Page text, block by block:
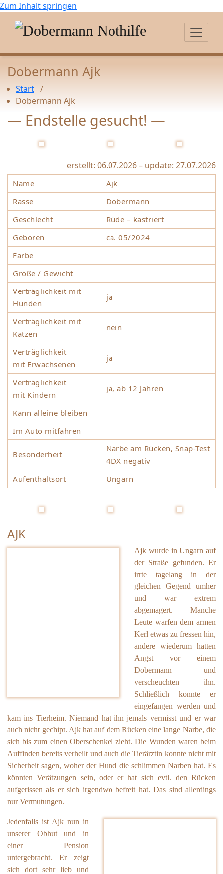
Zum Inhalt springen
Dobermann Ajk
Start /
Dobermann Ajk
— Endstelle gesucht! —
erstellt: 06.07.2026 – update: 27.07.2026
Name
Ajk
Rasse
Dobermann
Geschlecht
Rüde – kastriert
Geboren
ca. 05/2024
Farbe
Größe / Gewicht
Verträglichkeit mit
Hunden
ja
Verträglichkeit mit
Katzen
nein
Verträglichkeit
mit Erwachsenen
ja
Verträglichkeit
mit Kindern
ja, ab 12 Jahren
Kann alleine bleiben
Im Auto mitfahren
Besonderheit
Narbe am Rücken, Snap-Test
4DX negativ
Aufenthaltsort
Ungarn
AJK
Ajk wurde in Ungarn auf
der Straße gefunden. Er
irrte tagelang in der
gleichen Gegend umher
und war extrem
abgemagert. Manche
Leute warfen dem armen
Kerl etwas zu fressen hin,
andere wiederum hatten
Angst vor einem
Dobermann und
verscheuchten ihn.
Schließlich konnte er
eingefangen werden und
kam ins Tierheim. Niemand hat ihn jemals vermisst und er war
auch nicht gechipt. Ajk hat auf dem Rücken eine lange Narbe, die
sich bis zum einen Oberschenkel zieht. Die Wunden waren beim
Auffinden bereits verheilt und auch die Tierärztin konnte nicht mit
Sicherheit sagen, woher der Hund die schlimmen Narben hat. Es
könnten Verätzungen sein, oder er hat sich evtl. den Rücken
aufgerissen als er sich irgendwo befreit hat. Das sind allerdings
nur Vermutungen.
Jedenfalls ist Ajk nun in
unserer Obhut und in
einer Pension
untergebracht. Er zeigt
sich dort sehr lieb und